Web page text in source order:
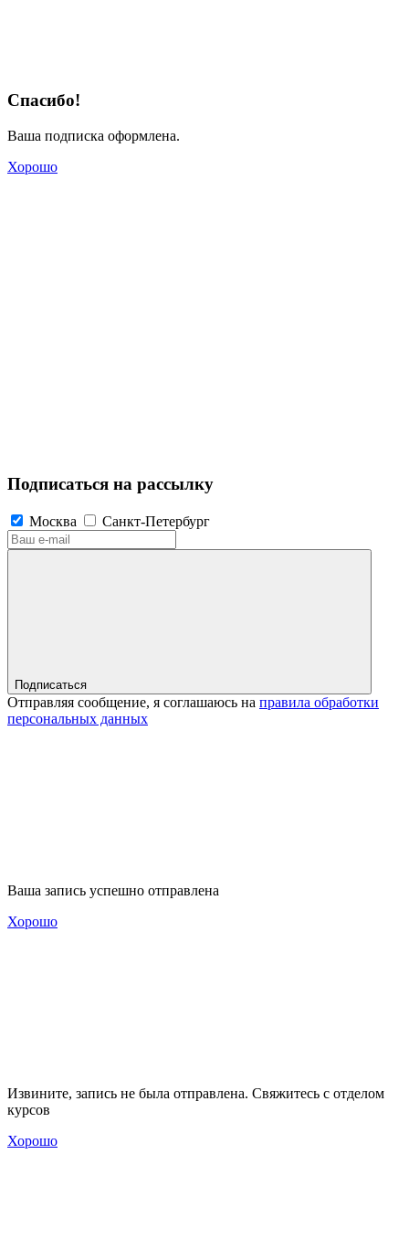
Спасибо!
Ваша подписка оформлена.
Хорошо
Подписаться на рассылку
Москва Санкт-Петербург
Подписаться
Отправляя сообщение, я соглашаюсь на правила обработки
персональных данных
Ваша запись успешно отправлена
Хорошо
Извините, запись не была отправлена. Свяжитесь с отделом
курсов
Хорошо